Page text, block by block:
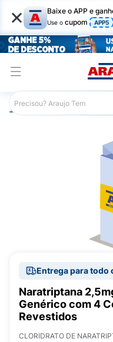
× Baixe o APP e
Use o cupom APP5
Araujo Medicamentos
Entrega para todo
Naratriptana
Genérico com 4
Revestidos
CLORIDRATO DE